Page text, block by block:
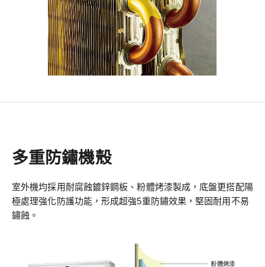
多重防鏽機殼
室外機均採用耐腐蝕鍍鋅鋼板、粉體烤漆製成，底盤更搭配陽
極處理強化防護功能，形成超強5重防鏽效果，堅固耐用不易
鏽蝕。